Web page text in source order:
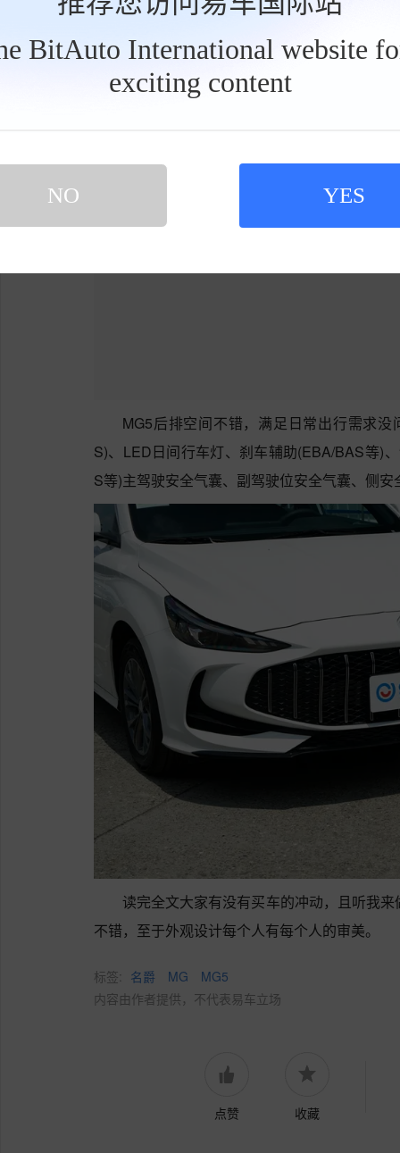
BitAuto International website
exciting content
NO YES
MG5后排空间不错，满足日常出行需求
S)、LED日间行车灯、刹车辅助(EBA/BAS等)
S等)主驾驶安全气囊、副驾驶位安全气囊、侧
读完全文大家有没有买车的冲动，且听我
不错，至于外观设计每个人有每个人的审美。
标签: 名爵 MG
MG5
内容由作者提供，不代表易车立场
点赞 收藏